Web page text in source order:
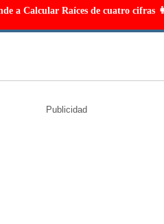
a Calcular Raíces de cuatro cifras
Publicidad